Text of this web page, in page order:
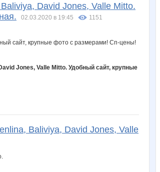
David Jones, Valle Mitto.
02.03.2020 в 19:45
1151
Jones, Valle Mitto. Удобный сайт, крупные
Baliviya, David Jones, Valle